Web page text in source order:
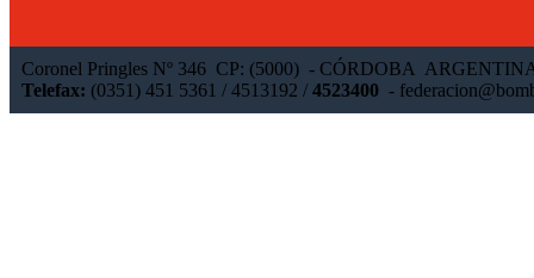
Coronel Pringles Nº 346 CP: (5000) - CÓRDOBA
Telefax: (0351) 451 5361 / 4513192 / 4523400 -